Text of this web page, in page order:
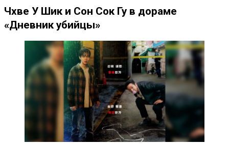
Чхве У Шик и Сон Сок Гу в дораме
«Дневник убийцы»